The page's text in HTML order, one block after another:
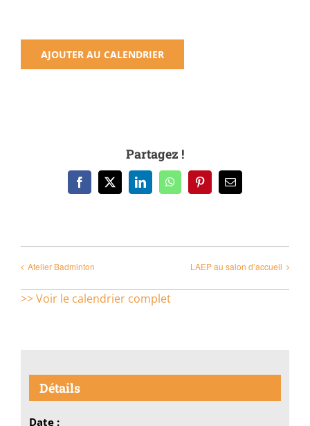
AJOUTER AU CALENDRIER
Partagez !
Facebook
X LinkedInWhatsAppPinterestEmail
Atelier Badminton LAEP au salon d’accueil
>> Voir le calendrier complet
Détails
Date :